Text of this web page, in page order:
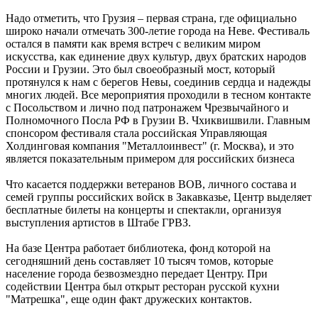
Надо отметить, что Грузия – первая страна, где официально
широко начали отмечать 300-летие города на Неве. Фестиваль
остался в памяти как время встреч с великим миром
искусства, как единение двух культур, двух братских народов
России и Грузии. Это был своеобразный мост, который
протянулся к нам с берегов Невы, соединив сердца и надежды
многих людей. Все мероприятия проходили в тесном контакте
с Посольством и лично под патронажем Чрезвычайного и
Полномочного Посла РФ в Грузии В. Чхиквишвили. Главным
спонсором фестиваля стала российская Управляющая
Холдинговая компания "Металлоинвест" (г. Москва), и это
является показательным примером для российских бизнеса
Что касается поддержки ветеранов ВОВ, личного состава и
семей группы российских войск в Закавказье, Центр выделяет
бесплатные билеты на концерты и спектакли, организуя
выступления артистов в Штабе ГРВЗ.
На базе Центра работает библиотека, фонд которой на
сегодняшний день составляет 10 тысяч томов, которые
население города безвозмездно передает Центру. При
содействии Центра был открыт ресторан русской кухни
"Матрешка", еще один факт дружеских контактов.